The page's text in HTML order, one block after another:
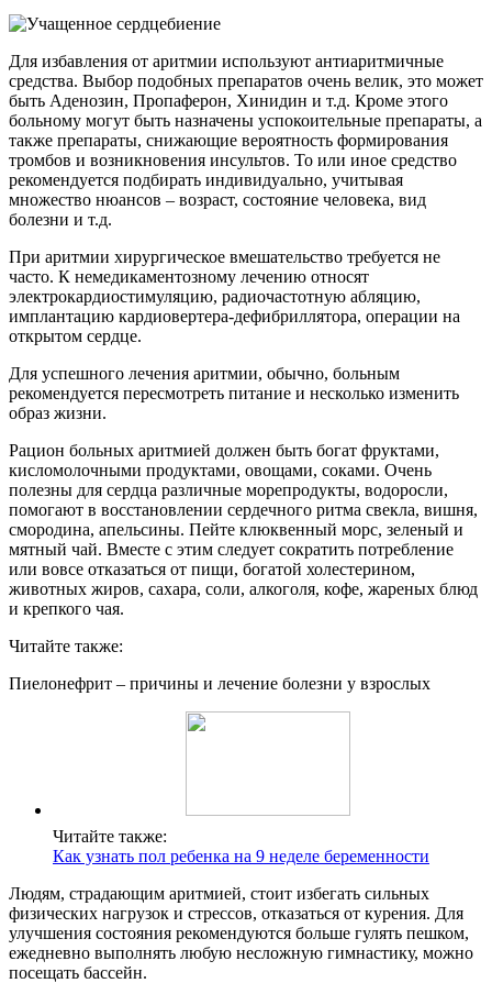
Для избавления от аритмии используют антиаритмичные
средства. Выбор подобных препаратов очень велик, это может
быть Аденозин, Пропаферон, Хинидин и т.д. Кроме этого
больному могут быть назначены успокоительные препараты, а
также препараты, снижающие вероятность формирования
тромбов и возникновения инсультов. То или иное средство
рекомендуется подбирать индивидуально, учитывая
множество нюансов – возраст, состояние человека, вид
болезни и т.д.
При аритмии хирургическое вмешательство требуется не
часто. К немедикаментозному лечению относят
электрокардиостимуляцию, радиочастотную абляцию,
имплантацию кардиовертера-дефибриллятора, операции на
открытом сердце.
Для успешного лечения аритмии, обычно, больным
рекомендуется пересмотреть питание и несколько изменить
образ жизни.
Рацион больных аритмией должен быть богат фруктами,
кисломолочными продуктами, овощами, соками. Очень
полезны для сердца различные морепродукты, водоросли,
помогают в восстановлении сердечного ритма свекла, вишня,
смородина, апельсины. Пейте клюквенный морс, зеленый и
мятный чай. Вместе с этим следует сократить потребление
или вовсе отказаться от пищи, богатой холестерином,
животных жиров, сахара, соли, алкоголя, кофе, жареных блюд
и крепкого чая.
Читайте также:
Пиелонефрит – причины и лечение болезни у взрослых
Читайте также:
Как узнать пол ребенка на 9 неделе беременности
Людям, страдающим аритмией, стоит избегать сильных
физических нагрузок и стрессов, отказаться от курения. Для
улучшения состояния рекомендуются больше гулять пешком,
ежедневно выполнять любую несложную гимнастику, можно
посещать бассейн.